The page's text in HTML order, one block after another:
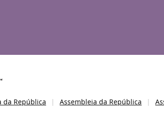
da República Assembleia da República